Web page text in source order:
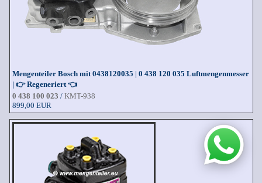
Mengenteiler Bosch mit 0438120035 | 0 438 120 035 Luftmengenmesser
| 👉 Regeneriert 👈
0 438 100 023 / KMT-938
899,00 EUR